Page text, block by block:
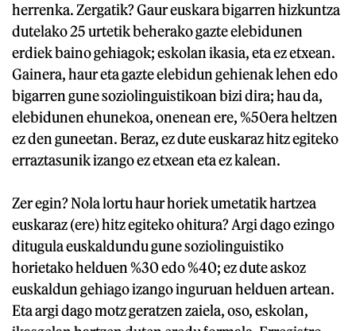
herrenka. Zergatik? Gaur euskara bigarren hizkuntza
dutelako 25 urtetik beherako gazte elebidunen
erdiek baino gehiagok; eskolan ikasia, eta ez etxean.
Gainera, haur eta gazte elebidun gehienak lehen edo
bigarren gune soziolinguistikoan bizi dira; hau da,
elebidunen ehunekoa, onenean ere, %50era heltzen
ez den guneetan. Beraz, ez dute euskaraz hitz egiteko
erraztasunik izango ez etxean eta ez kalean.
Zer egin? Nola lortu haur horiek umetatik hartzea
euskaraz (ere) hitz egiteko ohitura? Argi dago ezingo
ditugula euskaldundu gune soziolinguistiko
horietako helduen %30 edo %40; ez dute askoz
euskaldun gehiago izango inguruan helduen artean.
Eta argi dago motz geratzen zaiela, oso, eskolan,